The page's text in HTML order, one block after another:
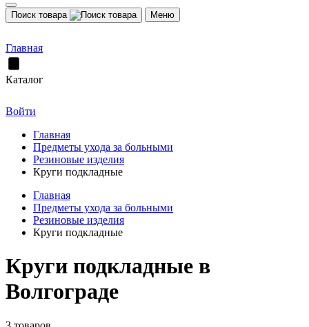
Поиск товара Меню
Главная
Каталог
Войти
Главная
Предметы ухода за больными
Резиновые изделия
Круги подкладные
Главная
Предметы ухода за больными
Резиновые изделия
Круги подкладные
Круги подкладные в
Волгограде